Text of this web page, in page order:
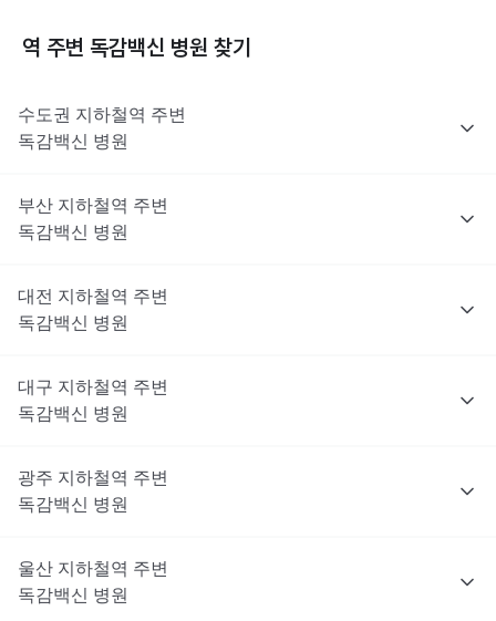
역 주변 독감백신 병원 찾기
수도권 지하철역 주변
독감백신
병원
부산 지하철역 주변
독감백신
병원
대전 지하철역 주변
독감백신
병원
대구 지하철역 주변
독감백신
병원
광주 지하철역 주변
독감백신
병원
울산 지하철역 주변
독감백신
병원